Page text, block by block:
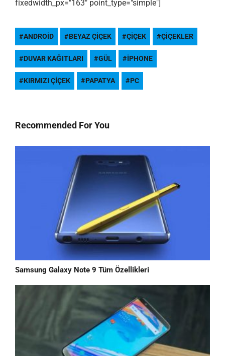
fixedwidth_px="163" point_type="simple"]
ANDROID BEYAZ ÇIÇEK ÇIÇEK ÇIÇEKLER
DUVAR KAĞITLARI GÜL IPHONE
KIRMIZI ÇIÇEK PAPATYA PC
Recommended For You
Samsung Galaxy Note 9 Tüm Özellikleri